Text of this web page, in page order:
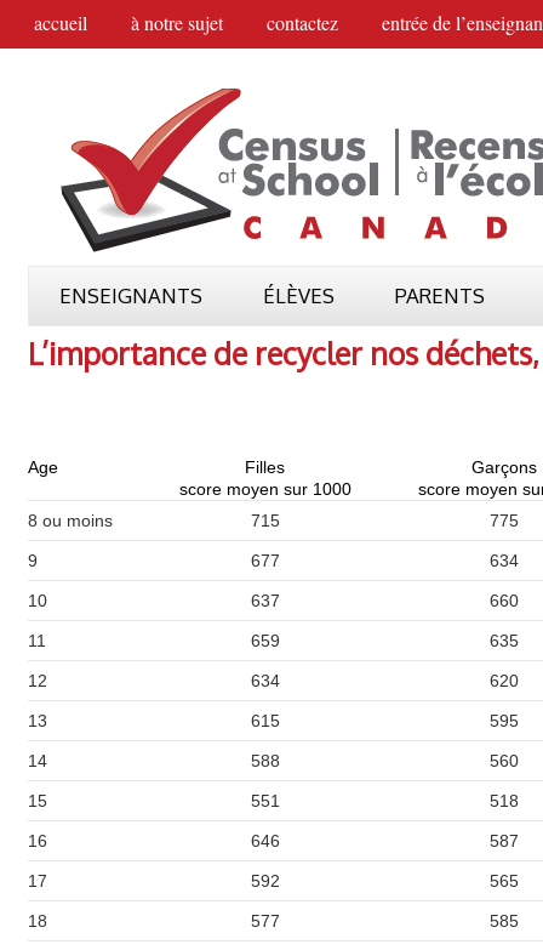
accueil à notre sujet contactez entrée de
ENSEIGNANTS ÉLÈVES PARENTS
L’importance de recycler nos
Age Filles
Garçons
score moyen sur 1000
score moyen
8 ou moins
715 775
9 677 634
10 637 660
11 659 635
12 634 620
13 615 595
14 588 560
15 551 518
16 646 587
17 592 565
18 577 585